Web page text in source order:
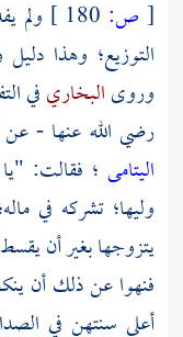
[ ص:
ولم
التوزيع؛ وهذا
وروىالبخاريفي
رضي الله عنها - عن
اليتامى ؛ فقالت:
وليها؛ تشركه في
يتزوجها بغير أن
فنهوا عن ذلك أن
أعلى سنتهن في